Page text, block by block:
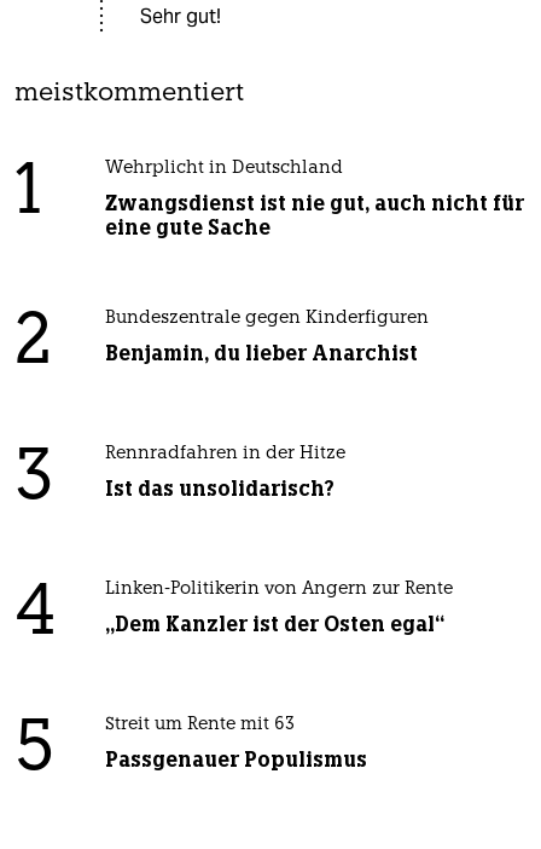
Sehr gut!
meistkommentiert
1 Wehrplicht in Deutschland
Zwangsdienst ist nie gut, auch nicht für
eine gute Sache
2 Bundeszentrale gegen Kinderfiguren
Benjamin, du lieber Anarchist
3 Rennradfahren in der Hitze
Ist das unsolidarisch?
4 Linken-Politikerin von Angern zur Rente
„Dem Kanzler ist der Osten egal“
5 Streit um Rente mit 63
Passgenauer Populismus